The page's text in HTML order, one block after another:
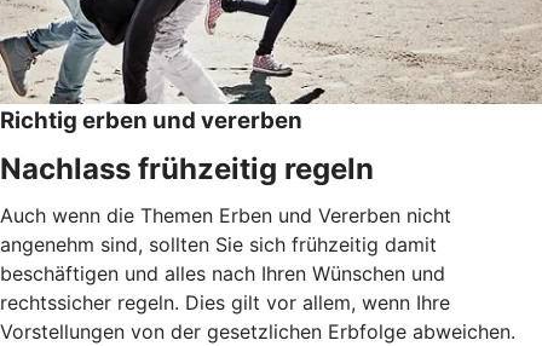
Richtig erben und vererben
Nachlass frühzeitig regeln
Auch wenn die Themen Erben und Vererben nicht
angenehm sind, sollten Sie sich frühzeitig damit
beschäftigen und alles nach Ihren Wünschen und
rechtssicher regeln. Dies gilt vor allem, wenn Ihre
Vorstellungen von der gesetzlichen Erbfolge abweichen.